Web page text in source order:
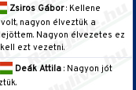
Zsiros Gábor: Kellene
nagyon élveztük a
Nagyon élvezetes ez
ezt vezetni.
Deák Attila: Nagyon jót